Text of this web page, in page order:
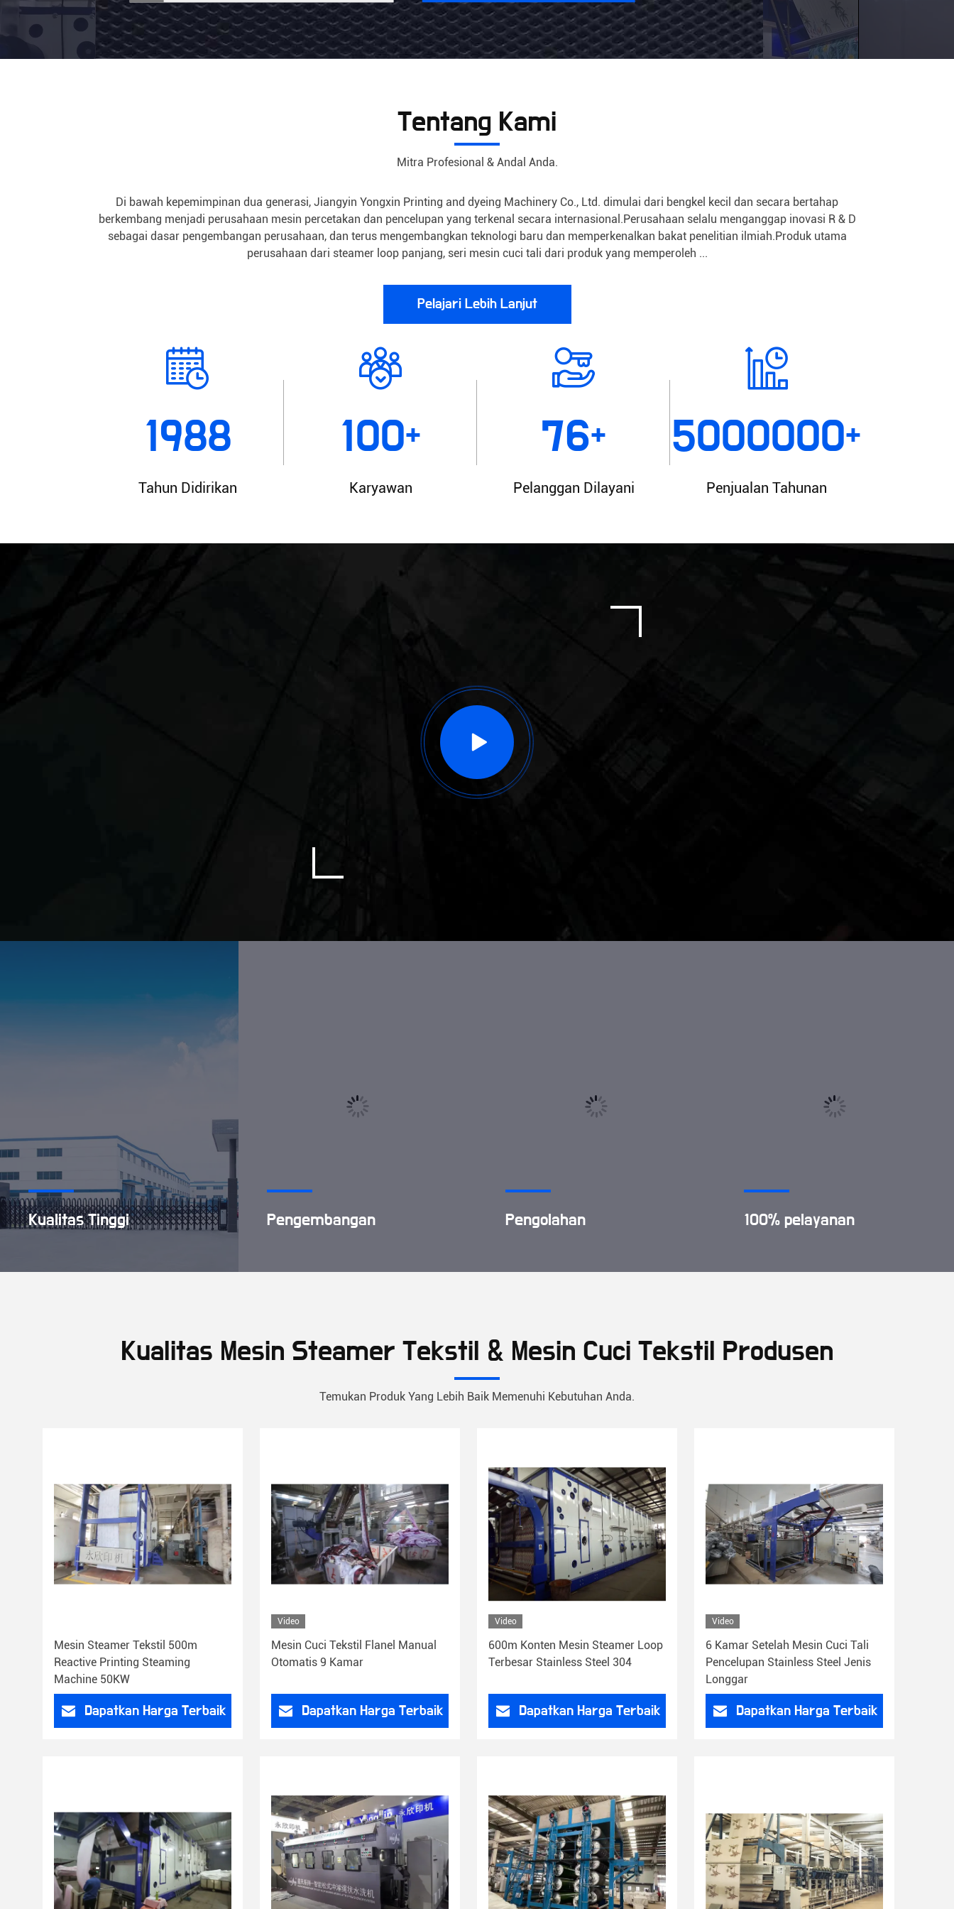
Karat
sekarang
sekarang
sekarang
Tentang Kami
Mitra Profesional & Andal Anda.
Di bawah kepemimpinan dua generasi, Jiangyin Yongxin Printing and dyeing Machinery Co., Ltd. dimulai dari bengkel kecil dan secara bertahap
berkembang menjadi perusahaan mesin percetakan dan pencelupan yang terkenal secara internasional.Perusahaan selalu menganggap inovasi R & D
sebagai dasar pengembangan perusahaan, dan terus mengembangkan teknologi baru dan memperkenalkan bakat penelitian ilmiah.Produk utama
perusahaan dari steamer loop panjang, seri mesin cuci tali dari produk yang memperoleh ...
Pelajari Lebih Lanjut
1988
Tahun Didirikan
100+
Karyawan
76+
Pelanggan Dilayani
5000000+
Penjualan Tahunan
Kualitas Tinggi Pengembangan Pengolahan 100% pelayanan
Kualitas Mesin Steamer Tekstil & Mesin Cuci Tekstil Produsen
Temukan Produk Yang Lebih Baik Memenuhi Kebutuhan Anda.
Mesin Steamer Tekstil 500m
Reactive Printing Steaming
Machine 50KW
Dapatkan Harga Terbaik
Video
Mesin Cuci Tekstil Flanel Manual
Otomatis 9 Kamar
Dapatkan Harga Terbaik
Video
600m Konten Mesin Steamer Loop
Terbesar Stainless Steel 304
Dapatkan Harga Terbaik
Video
6 Kamar Setelah Mesin Cuci Tali
Pencelupan Stainless Steel Jenis
Longgar
Dapatkan Harga Terbaik